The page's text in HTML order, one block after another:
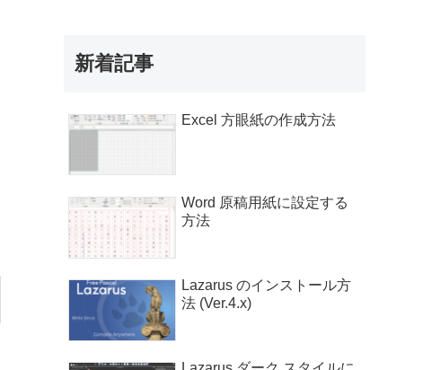
新着記事
Excel 方眼紙の作成方法
Word 原稿用紙に設定する
方法
Lazarus のインストール方
法 (Ver.4.x)